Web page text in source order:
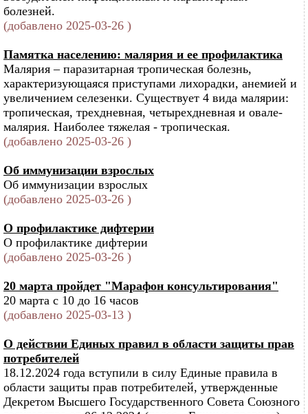
болезней.
(добавлено 2025-03-26 )
Памятка населению: малярия и ее профилактика
Малярия – паразитарная тропическая болезнь,
характеризующаяся приступами лихорадки, анемией и
увеличением селезенки. Существует 4 вида малярии:
тропическая, трехдневная, четырехдневная и овале-
малярия. Наиболее тяжелая - тропическая.
(добавлено 2025-03-26 )
Об иммунизации взрослых
Об иммунизации взрослых
(добавлено 2025-03-26 )
О профилактике дифтерии
О профилактике дифтерии
(добавлено 2025-03-26 )
20 марта пройдет "Марафон консультирования"
20 марта с 10 до 16 часов
(добавлено 2025-03-13 )
О действии Единых правил в области защиты прав
потребителей
18.12.2024 года вступили в силу Единые правила в
области защиты прав потребителей, утвержденные
Декретом Высшего Государственного Совета Союзного